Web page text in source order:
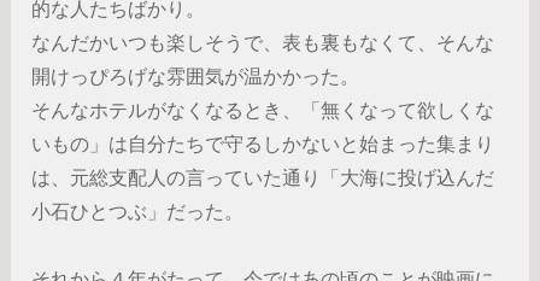
的な人たちばかり。
なんだかいつも楽しそうで、表も裏もなくて、そんな
開けっぴろげな雰囲気が温かかった。
そんなホテルがなくなるとき、「無くなって欲しくな
いもの」は自分たちで守るしかないと始まった集まり
は、元総支配人の言っていた通り「大海に投げ込んだ
小石ひとつぶ」だった。